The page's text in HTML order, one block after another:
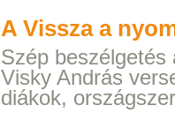
A Vissza a
Szép
Visky András
diákok,